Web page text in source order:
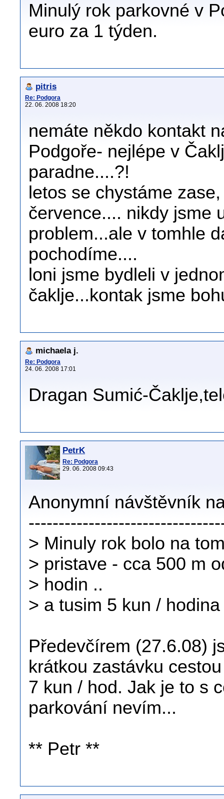
Minulý rok parkovné v
euro za 1 týden.
pitris
Re: Podgora
22. 06. 2008 18:20
nemáte někdo kontakt
Podgoře- nejlépe v
paradne....?!
letos se chystáme
července.... nikdy jsme
problem...ale v tomhle
pochodíme....
loni jsme bydleli v
čaklje...kontak jsme
michaela j.
Re: Podgora
24. 06. 2008 17:01
Dragan Sumić-
PetrK
Re: Podgora
29. 06. 2008 09:43
Anonymní návštěvník
> Minuly rok bolo na
> pristave - cca 500 m
> hodin ..
> a tusim 5 kun /
Předevčírem (27.6.08)
krátkou zastávku
7 kun / hod. Jak je to s
parkování nevím...
** Petr **